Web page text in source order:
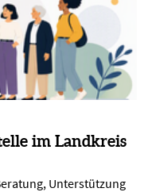
im Landkreis
Unterstützung